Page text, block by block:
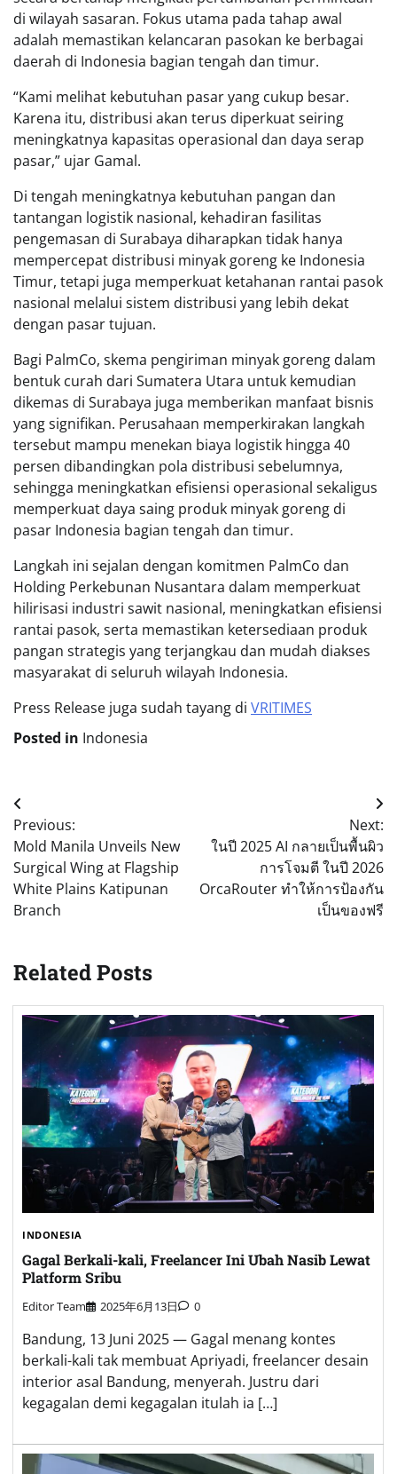
di wilayah sasaran. Fokus utama pada tahap awal
adalah memastikan kelancaran pasokan ke berbagai
daerah di Indonesia bagian tengah dan timur.
“Kami melihat kebutuhan pasar yang cukup besar.
Karena itu, distribusi akan terus diperkuat seiring
meningkatnya kapasitas operasional dan daya serap
pasar,” ujar Gamal.
Di tengah meningkatnya kebutuhan pangan dan
tantangan logistik nasional, kehadiran fasilitas
pengemasan di Surabaya diharapkan tidak hanya
mempercepat distribusi minyak goreng ke Indonesia
Timur, tetapi juga memperkuat ketahanan rantai pasok
nasional melalui sistem distribusi yang lebih dekat
dengan pasar tujuan.
Bagi PalmCo, skema pengiriman minyak goreng dalam
bentuk curah dari Sumatera Utara untuk kemudian
dikemas di Surabaya juga memberikan manfaat bisnis
yang signifikan. Perusahaan memperkirakan langkah
tersebut mampu menekan biaya logistik hingga 40
persen dibandingkan pola distribusi sebelumnya,
sehingga meningkatkan efisiensi operasional sekaligus
memperkuat daya saing produk minyak goreng di
pasar Indonesia bagian tengah dan timur.
Langkah ini sejalan dengan komitmen PalmCo dan
Holding Perkebunan Nusantara dalam memperkuat
hilirisasi industri sawit nasional, meningkatkan efisiensi
rantai pasok, serta memastikan ketersediaan produk
pangan strategis yang terjangkau dan mudah diakses
masyarakat di seluruh wilayah Indonesia.
Press Release juga sudah tayang di VRITIMES
Posted in Indonesia
Post
navigation
Previous:
Mold Manila Unveils New
Surgical Wing at Flagship
White Plains Katipunan
Branch
Next:
ในปี 2025 AI กลายเป็นพื้นผิว
การโจมตี ในปี 2026
OrcaRouter ทำให้การป้องกัน
เป็นของฟรี
Related Posts
INDONESIA
Gagal Berkali-kali, Freelancer Ini Ubah Nasib Lewat
Platform Sribu
Editor Team 2025年6月13日 0
Bandung, 13 Juni 2025 — Gagal menang kontes
berkali-kali tak membuat Apriyadi, freelancer desain
interior asal Bandung, menyerah. Justru dari
kegagalan demi kegagalan itulah ia […]